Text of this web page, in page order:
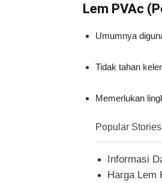
Lem PVAc
Umumnya
Tidak tahan
Memerlukan
Popular
Informasi
Harga Lem